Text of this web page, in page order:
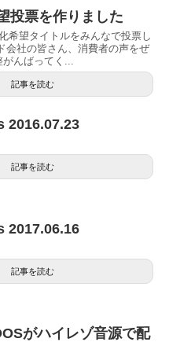
投票を作りました
希望タイトルをみんなで投票し
会社の皆さん、消費者の声をぜ
んばってく...
記事を読む
2016.07.23
記事を読む
2017.06.16
記事を読む
がハイレゾ音源で配